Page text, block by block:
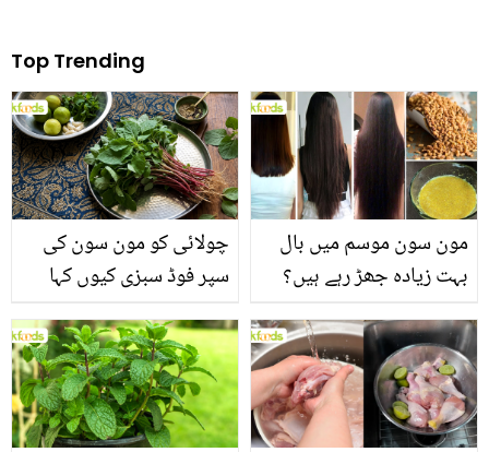
Top Trending
چولائی کو مون سون کی
سپر فوڈ سبزی کیوں کہا
جاتا ہے؟ جانیں وٹامنز،
منرلز اور اینٹی آکسیڈنٹس
سے بھرپور اس سبزی کے
فائدے
مون سون موسم میں بال
بہت زیادہ جھڑ رہے ہیں؟
جانیں بالوں کو مضبوط
بنانے کے چند قدرتی طریقے